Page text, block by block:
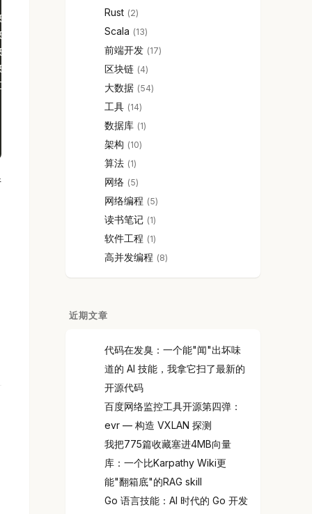
Rust 2
Scala 13
前端开发 17
区块链 4
大数据 54
工具 14
数据库 1
架构 10
算法 1
网络 5
网络编程 5
读书笔记 1
软件工程 1
高并发编程 8
近期文章
代码在发臭：一个能"闻"出坏味
道的 AI 技能，我拿它扫了最新的
开源代码
百度网络监控工具开源第四弹：
evr — 构造 VXLAN 探测
我把775篇收藏塞进4MB向量
库：一个比Karpathy Wiki更
能"翻箱底"的RAG skill
Go 语言技能：AI 时代的 Go 开发